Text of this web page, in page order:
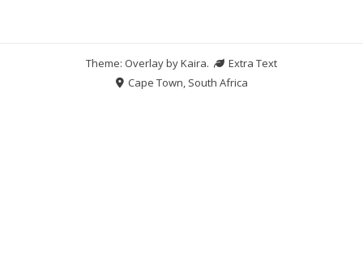
Theme: Overlay byKaira.
Extra Text
Cape Town, South Africa